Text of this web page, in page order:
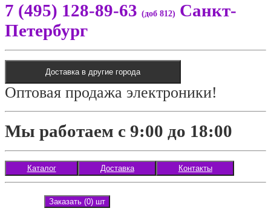
7 (495) 128-89-63 (доб 812) Санкт-
Петербург
Доставка в другие города
Оптовая продажа электроники!
Мы работаем с 9:00 до 18:00
Каталог Доставка Контакты
Заказать (0) шт